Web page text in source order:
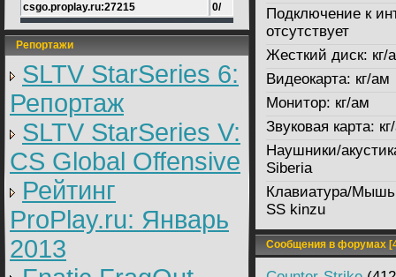
csgo.proplay.ru:27215 0/
Репортажи
SLTV StarSeries 6:
Репортаж
SLTV StarSeries V:
CS Global Offensive
Рейтинг
ProPlay.ru: Январь
2013
Подключение к
отсутствует
Жесткий диск: кг/
Видеокарта: кг/ам
Монитор: кг/ам
Звуковая карта:
Наушники/
Siberia
Клавиатура/
SS kinzu
Сообщения в форумах